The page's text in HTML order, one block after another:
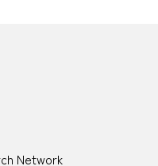
Network